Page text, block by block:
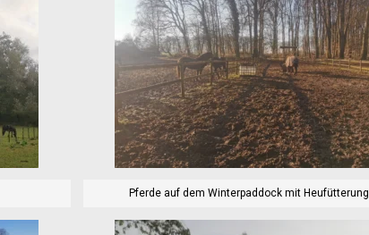
Pferde auf dem Winterpaddock mit Heufütterung